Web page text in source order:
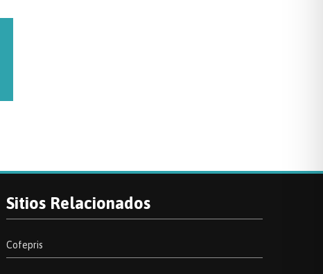
Sitios Relacionados
Cofepris